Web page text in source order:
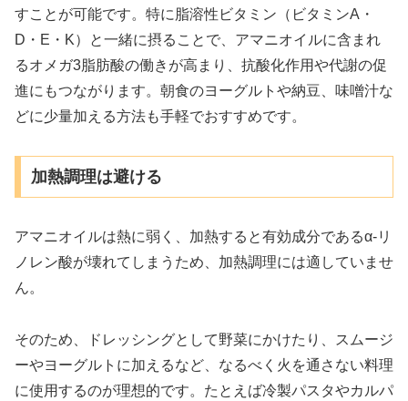
すことが可能です。特に脂溶性ビタミン（ビタミンA・
D・E・K）と一緒に摂ることで、アマニオイルに含まれ
るオメガ3脂肪酸の働きが高まり、抗酸化作用や代謝の促
進にもつながります。朝食のヨーグルトや納豆、味噌汁な
どに少量加える方法も手軽でおすすめです。
加熱調理は避ける
アマニオイルは熱に弱く、加熱すると有効成分であるα-リ
ノレン酸が壊れてしまうため、加熱調理には適していませ
ん。
そのため、ドレッシングとして野菜にかけたり、スムージ
ーやヨーグルトに加えるなど、なるべく火を通さない料理
に使用するのが理想的です。たとえば冷製パスタやカルパ